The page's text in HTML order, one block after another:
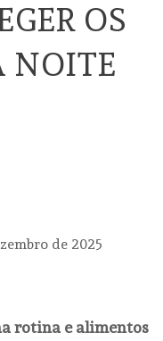
OS
NOITE
de 2025
rotina e alimentos